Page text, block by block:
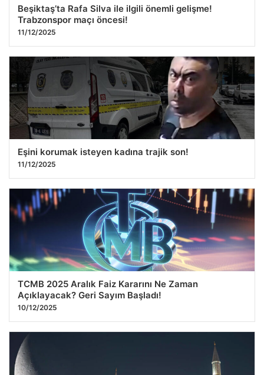
Beşiktaş’ta Rafa Silva ile ilgili önemli gelişme!
Trabzonspor maçı öncesi!
11/12/2025
Eşini korumak isteyen kadına trajik son!
11/12/2025
TCMB 2025 Aralık Faiz Kararını Ne Zaman
Açıklayacak? Geri Sayım Başladı!
10/12/2025